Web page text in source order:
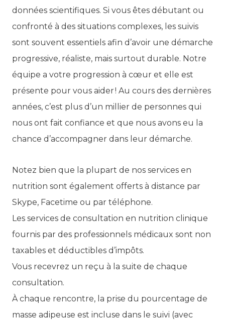
données scientifiques. Si vous êtes débutant ou
confronté à des situations complexes, les suivis
sont souvent essentiels afin d’avoir une démarche
progressive, réaliste, mais surtout durable. Notre
équipe a votre progression à cœur et elle est
présente pour vous aider ! Au cours des dernières
années, c’est plus d’un millier de personnes qui
nous ont fait confiance et que nous avons eu la
chance d’accompagner dans leur démarche.
Notez bien que la plupart de nos services en
nutrition sont également offerts à distance par
Skype, Facetime ou par téléphone.
Les services de consultation en nutrition clinique
fournis par des professionnels médicaux sont non
taxables et déductibles d’impôts.
Vous recevrez un reçu à la suite de chaque
consultation.
À chaque rencontre, la prise du pourcentage de
masse adipeuse est incluse dans le suivi (avec